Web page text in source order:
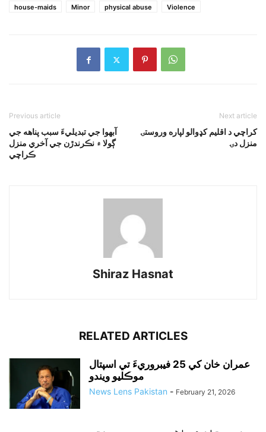
house-maids
Minor physical abuse Violence
Previous article
آبهوا جي تبديليءَ سبب پناهه جي
ڳولا ۾ نڪرندڙن جي آخري منزل
ڪراچي
Next article
کراچي د اقليم کډوالو لپاره وروستۍ
منزل دۍ
Shiraz Hasnat
RELATED ARTICLES
عمران خان کي 25 فيبروريءَ تي اسپتال
موڪليو ويندو
News Lens Pakistan - February 21, 2026